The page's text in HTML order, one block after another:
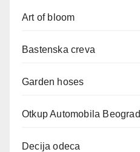
Art of bloom
Bastenska creva
Garden hoses
Otkup Automobila Beograd
Decija odeca